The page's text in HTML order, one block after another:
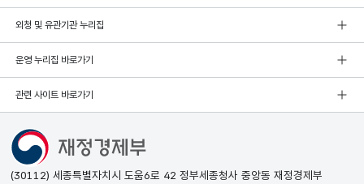
외청 및 유관기관 누리집
운영 누리집 바로가기
관련 사이트 바로가기
(30112) 세종특별자치시 도움6로 42 정부세종청사 중앙동 재정경제부